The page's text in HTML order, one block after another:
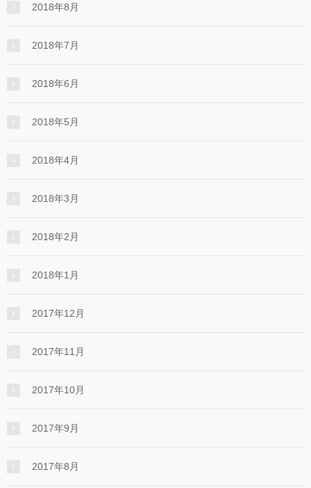
2018年8月
2018年7月
2018年6月
2018年5月
2018年4月
2018年3月
2018年2月
2018年1月
2017年12月
2017年11月
2017年10月
2017年9月
2017年8月